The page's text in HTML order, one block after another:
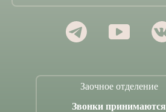
Заочное отделение
Звонки принимаются